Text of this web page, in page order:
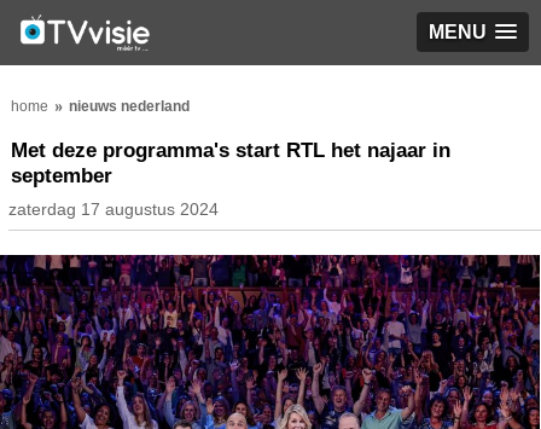
MENU
home nieuws nederland
Met deze programma's start RTL het najaar in
september
zaterdag 17 augustus 2024